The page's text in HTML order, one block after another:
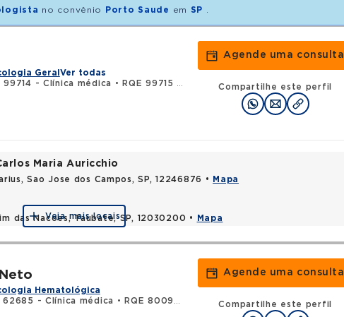
no convênio Porto Saude em SP
Geral Ver todas
99714 - Clínica médica •
RQE 99715 - Oncologia clínica
Agende uma consulta
Compartilhe este perfil
Maria Auricchio
Sao Jose dos Campos, SP, 12246876 • Mapa
das Nacoes, Taubate, SP, 12030200 • Mapa
Veja mais locais
Hematológica
62685 - Clínica médica •
RQE 80092 - Hematologia e hemoterapia
Agende uma consulta
Compartilhe este perfil